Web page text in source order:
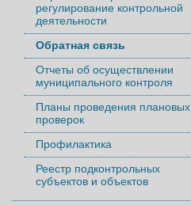
регулирование контрольной
деятельности
Обратная связь
Отчеты об осуществлении
муниципального контроля
Планы проведения плановых
проверок
Профилактика
Реестр подконтрольных
субъектов и объектов